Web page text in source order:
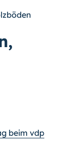
beim vdp